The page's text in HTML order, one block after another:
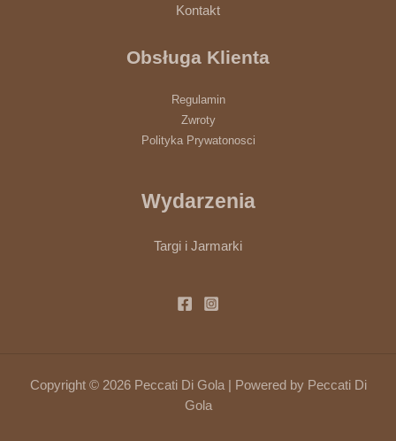
Kontakt
Obsługa Klienta
Regulamin
Zwroty
Polityka Prywatonosci
Wydarzenia
Targi i Jarmarki
Copyright © 2026 Peccati Di Gola | Powered by Peccati Di
Gola